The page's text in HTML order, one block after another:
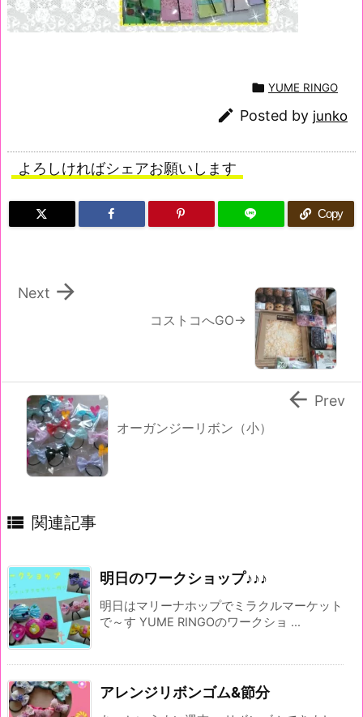
 YUME RINGO
 Posted by junko
よろしければシェアお願いします
Copy
コストコへGO→

Next
オーガンジーリボン（小）
 Prev
 関連記事
明日のワークショップ♪♪♪
明日はマリーナホップでミラクルマーケット
で～す YUME RINGOのワークショ ...
アレンジリボンゴム&節分